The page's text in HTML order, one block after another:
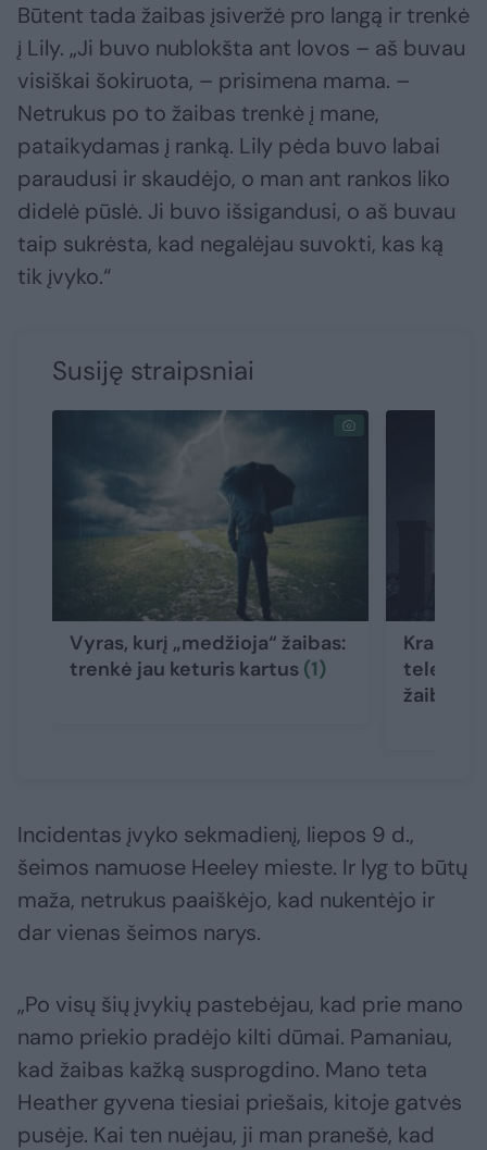
Būtent tada žaibas įsiveržė pro langą ir trenkė
į Lily. „Ji buvo nublokšta ant lovos – aš buvau
visiškai šokiruota, – prisimena mama. –
Netrukus po to žaibas trenkė į mane,
pataikydamas į ranką. Lily pėda buvo labai
paraudusi ir skaudėjo, o man ant rankos liko
didelė pūslė. Ji buvo išsigandusi, o aš buvau
taip sukrėsta, kad negalėjau suvokti, kas ką
tik įvyko.“
Susiję straipsniai
Vyras, kurį „medžioja“ žaibas:
trenkė jau keturis kartus (1)
Kraupi
žaibas
Incidentas įvyko sekmadienį, liepos 9 d.,
šeimos namuose Heeley mieste. Ir lyg to būtų
maža, netrukus paaiškėjo, kad nukentėjo ir
dar vienas šeimos narys.
„Po visų šių įvykių pastebėjau, kad prie mano
namo priekio pradėjo kilti dūmai. Pamaniau,
kad žaibas kažką susprogdino. Mano teta
Heather gyvena tiesiai priešais, kitoje gatvės
pusėje. Kai ten nuėjau, ji man pranešė, kad